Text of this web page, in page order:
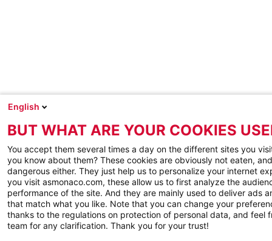
English
BUT WHAT ARE YOUR COOKIES
You accept them several times a day on the different sites you
you know about them? These cookies are obviously not eaten,
dangerous either. They just help us to personalize your internet
you visit asmonaco.com, these allow us to first analyze the
performance of the site. And they are mainly used to deliver ads
that match what you like. Note that you can change your
thanks to the regulations on protection of personal data, and feel
team for any clarification. Thank you for your trust!